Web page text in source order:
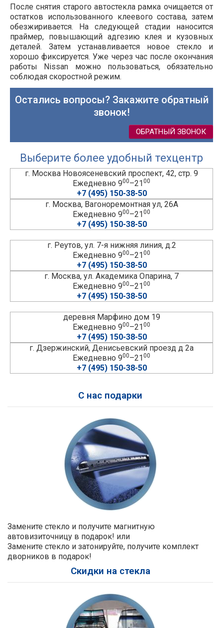
После снятия старого автостекла рамка очищается от
остатков использованного клеевого состава, затем
обезжиривается. На следующей стадии наносится
праймер, повышающий адгезию клея и кузовных
деталей. Затем устанавливается новое стекло и
хорошо фиксируется. Уже через час после окончания
работы Nissan можно пользоваться, обязательно
соблюдая скоростной режим.
Остались вопросы? Закажите обратный
звонок!
ОБРАТНЫЙ ЗВОНОК
Выберите более удобный техцентр
г. Москва Новоясеневский проспект, 42, стр. 9
Ежедневно 900–2100
+7 (495) 150-38-50
г. Москва, Вагоноремонтная ул, 26А
Ежедневно 900–2100
+7 (495) 150-38-50
г. Реутов, ул. 7-я нижняя линия, д.2
Ежедневно 900–2100
+7 (495) 150-38-50
г. Москва, ул. Академика Опарина, 7
Ежедневно 900–2100
+7 (495) 150-38-50
деревня Марфино дом 19
Ежедневно 900–2100
+7 (495) 150-38-50
г. Дзержинский, Денисьевский проезд д 2а
Ежедневно 900–2100
+7 (495) 150-38-50
С нас подарки
Замените стекло и получите магнитную
автовизиточницу в подарок! или
Замените стекло и затонируйте, получите комплект
дворников в подарок!
Скидки на стекла